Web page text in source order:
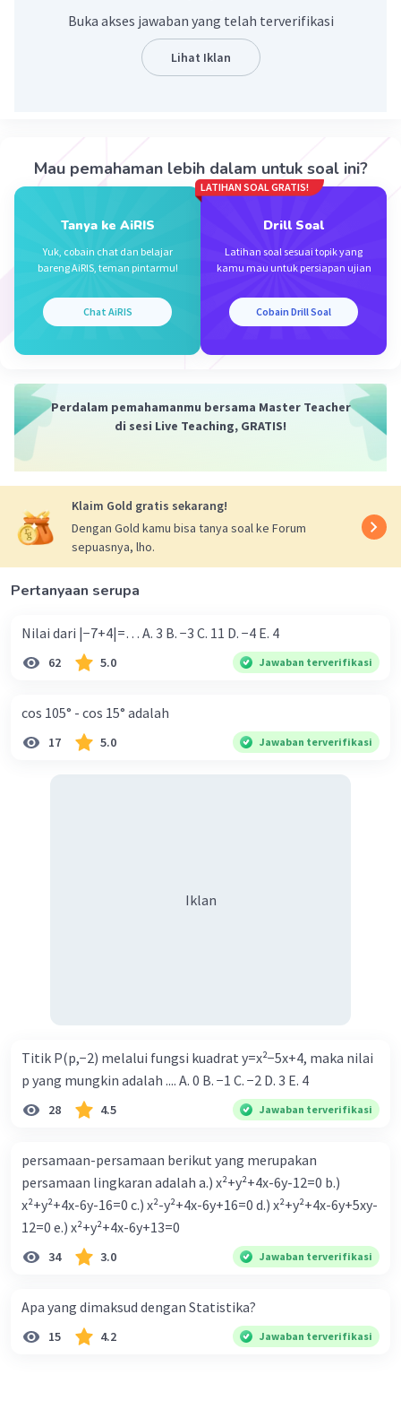
• Apabila terdapat a
. Maka bisa dilakukan
operasi b = c
Beri Rating · 1
Buka akses jawaban yang telah terverifikasi
Lihat Iklan
Mau pemahaman lebih dalam untuk soal ini?
Tanya ke AiRIS
Yuk, cobain chat dan belajar
bareng AiRIS, teman pintarmu!
Chat AiRIS
LATIHAN SOAL GRATIS!
Drill Soal
Latihan soal sesuai topik yang
kamu mau untuk persiapan ujian
Cobain Drill Soal
Perdalam pemahamanmu bersama Master Teacher
di sesi Live Teaching, GRATIS!
Klaim Gold gratis sekarang!
Dengan Gold kamu bisa tanya soal ke Forum
sepuasnya, lho.
Pertanyaan serupa
Nilai dari |−7+4|=… A. 3 B. −3 C. 11 D. −4 E. 4
62 5.0 Jawaban terverifikasi
cos 105° - cos 15° adalah
17 5.0 Jawaban terverifikasi
Iklan
Titik P(p,−2) melalui fungsi kuadrat y=x²−5x+4, maka nilai
p yang mungkin adalah .... A. 0 B. −1 C. −2 D. 3 E. 4
28 4.5 Jawaban terverifikasi
persamaan-persamaan berikut yang merupakan
persamaan lingkaran adalah a.) x²+y²+4x-6y-12=0 b.)
x²+y²+4x-6y-16=0 c.) x²-y²+4x-6y+16=0 d.) x²+y²+4x-6y+5xy-
12=0 e.) x²+y²+4x-6y+13=0
34 3.0 Jawaban terverifikasi
Apa yang dimaksud dengan Statistika?
15 4.2 Jawaban terverifikasi